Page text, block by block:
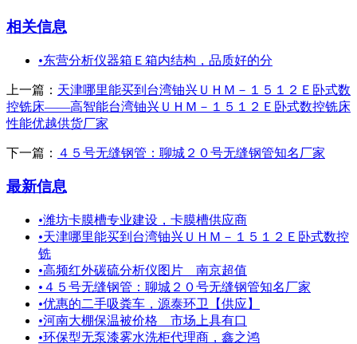
相关信息
•东营分析仪器箱Ｅ箱内结构，品质好的分
上一篇： 天津哪里能买到台湾铀兴ＵＨＭ－１５１２Ｅ卧式数
控铣床——高智能台湾铀兴ＵＨＭ－１５１２Ｅ卧式数控铣床
性能优越供货厂家
下一篇： ４５号无缝钢管：聊城２０号无缝钢管知名厂家
最新信息
•潍坊卡膜槽专业建设，卡膜槽供应商
•天津哪里能买到台湾铀兴ＵＨＭ－１５１２Ｅ卧式数控
铣
•高频红外碳硫分析仪图片 南京超值
• ４５号无缝钢管：聊城２０号无缝钢管知名厂家
•优惠的二手吸粪车，源泰环卫【供应】
•河南大棚保温被价格 市场上具有口
•环保型无泵漆雾水洗柜代理商，鑫之鸿